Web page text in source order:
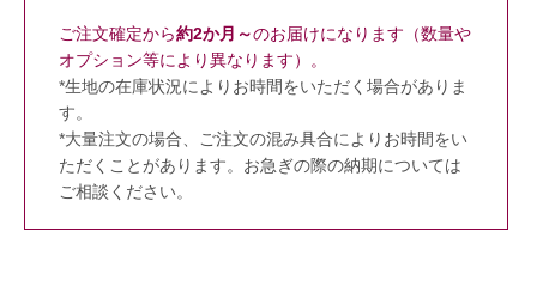
ご注文確定から約2か月～のお届けになります（数量や
オプション等により異なります）。
*生地の在庫状況によりお時間をいただく場合がありま
す。
*大量注文の場合、ご注文の混み具合によりお時間をい
ただくことがあります。お急ぎの際の納期については
ご相談ください。